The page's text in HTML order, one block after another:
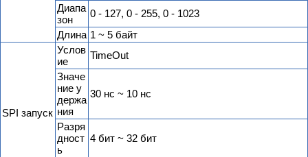
Диапа
зон
0 - 127, 0 - 255, 0 - 1023
Длина 1 ~ 5 байт
SPI запуск
Услов
ие
TimeOut
Значе
ние у
держа
ния
30 нс ~ 10 нс
Разря
дност
ь
4 бит ~ 32 бит